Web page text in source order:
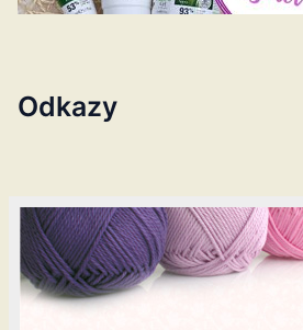
Odkazy